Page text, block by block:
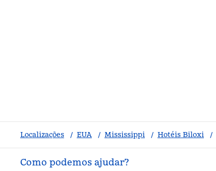
Localizações / EUA / Mississippi / Hotéis Biloxi /
Como podemos ajudar?